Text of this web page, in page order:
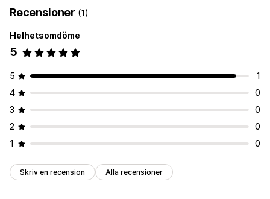
Recensioner (1)
Helhetsomdöme
5
5
1
4
0
3
0
2
0
1
0
Skriv en recension Alla recensioner